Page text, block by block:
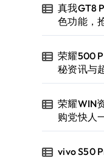
真我GT8
色功能，
荣耀500
秘资讯与
荣耀WIN
购党快人
vivo S50